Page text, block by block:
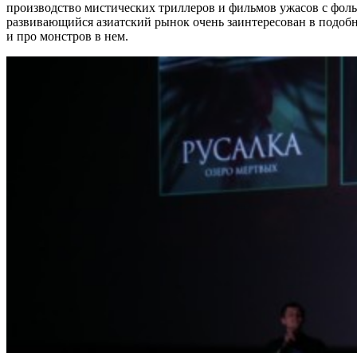
производство мистических триллеров и фильмов ужасов с
развивающийся азиатский рынок очень заинтересован в
и про монстров в нем.